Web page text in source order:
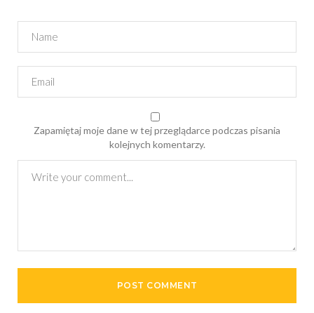
Zapamiętaj moje dane w tej przeglądarce podczas pisania
kolejnych komentarzy.